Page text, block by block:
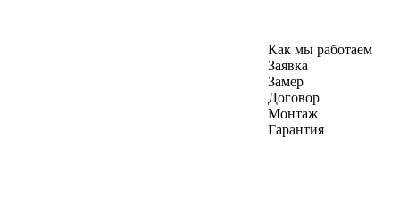
Как мы работаем
Заявка
Замер
Договор
Монтаж
Гарантия